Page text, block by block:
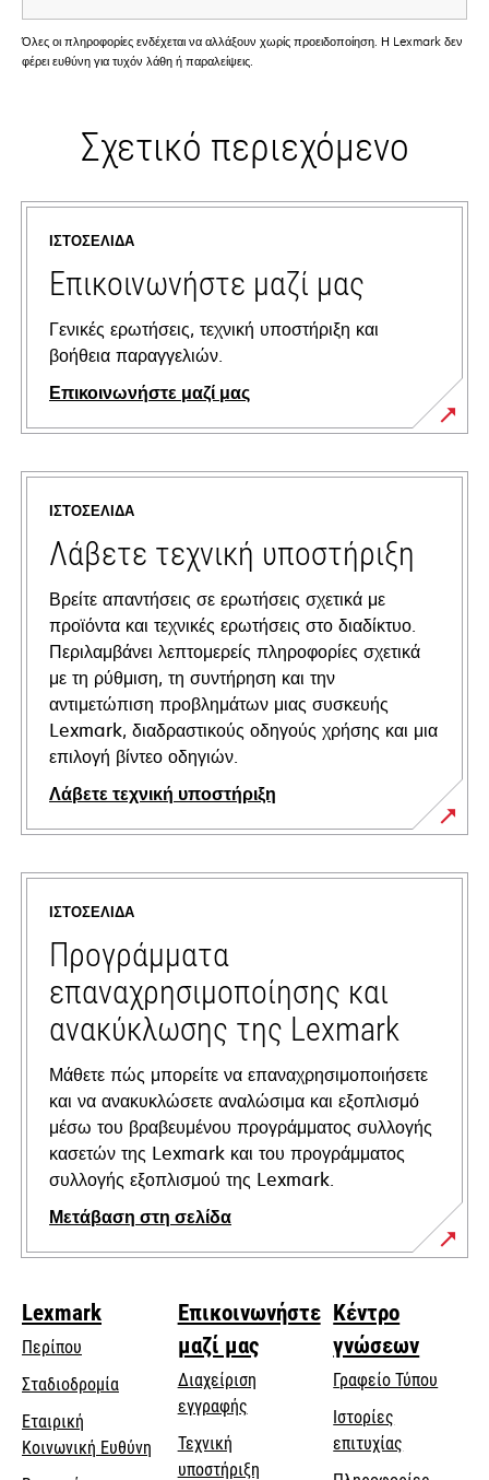
Όλες οι πληροφορίες ενδέχεται να αλλάξουν χωρίς προειδοποίηση. Η Lexmark δεν
φέρει ευθύνη για τυχόν λάθη ή παραλείψεις.
Σχετικό περιεχόμενο
ΙΣΤΟΣΕΛΊΔΑ
Επικοινωνήστε μαζί μας
Γενικές ερωτήσεις, τεχνική υποστήριξη και
βοήθεια παραγγελιών.
Επικοινωνήστε μαζί μας
ΙΣΤΟΣΕΛΊΔΑ
Λάβετε τεχνική υποστήριξη
Βρείτε απαντήσεις σε ερωτήσεις σχετικά με
προϊόντα και τεχνικές ερωτήσεις στο διαδίκτυο.
Περιλαμβάνει λεπτομερείς πληροφορίες σχετικά
με τη ρύθμιση, τη συντήρηση και την
αντιμετώπιση προβλημάτων μιας συσκευής
Lexmark, διαδραστικούς οδηγούς χρήσης και μια
επιλογή βίντεο οδηγιών.
Λάβετε τεχνική υποστήριξη
opens
in
new
tab
ΙΣΤΟΣΕΛΊΔΑ
Προγράμματα
επαναχρησιμοποίησης και
ανακύκλωσης της Lexmark
Μάθετε πώς μπορείτε να επαναχρησιμοποιήσετε
και να ανακυκλώσετε αναλώσιμα και εξοπλισμό
μέσω του βραβευμένου προγράμματος συλλογής
κασετών της Lexmark και του προγράμματος
συλλογής εξοπλισμού της Lexmark.
Μετάβαση στη σελίδα
Lexmark
Περίπου
Σταδιοδρομία
Εταιρική
Κοινωνική Ευθύνη opens
Επικοινωνήστε
μαζί μας
Διαχείριση
εγγραφής
Τεχνική
υποστήριξηopens
Κέντρο
γνώσεων
Γραφείο Τύπου
Ιστορίες
επιτυχίας